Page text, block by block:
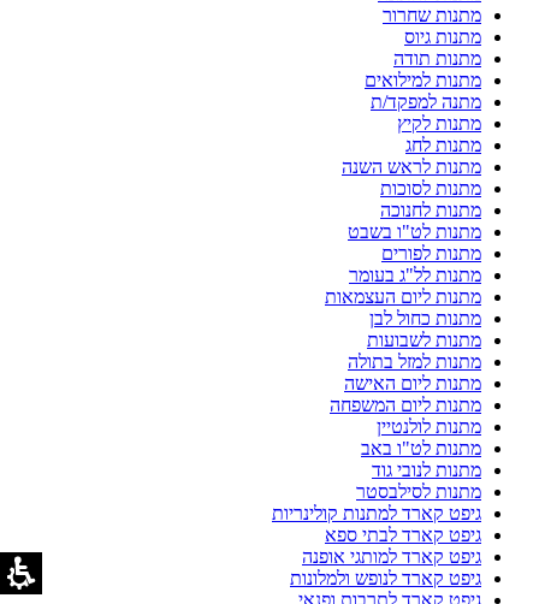
מתנות שחרור
מתנות גיוס
מתנות תודה
מתנות למילואים
מתנה למפקד/ת
מתנות לקיץ
מתנות לחג
מתנות לראש השנה
מתנות לסוכות
מתנות לחנוכה
מתנות לט"ו בשבט
מתנות לפורים
מתנות לל"ג בעומר
מתנות ליום העצמאות
מתנות כחול לבן
מתנות לשבועות
מתנות למזל בתולה
מתנות ליום האישה
מתנות ליום המשפחה
מתנות לולנטיין
מתנות לט"ו באב
מתנות לנובי גוד
מתנות לסילבסטר
גיפט קארד למתנות קולינריות
גיפט קארד לבתי ספא
גיפט קארד למותגי אופנה
גיפט קארד לנופש ולמלונות
גיפט קארד לתרבות ופנאי